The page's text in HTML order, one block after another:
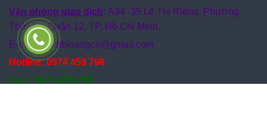
Văn phòng giao dịch: A34 -35 Lê Thị Riêng, Phường
Thới An, Quận 12, TP. Hồ Chí Minh.
E-mail : thietbinangco@gmail.com
Hotline: 0974 459 798
Zalo: 0974 459 798